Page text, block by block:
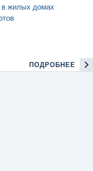
в жилых домах
ПОДРОБНЕЕ